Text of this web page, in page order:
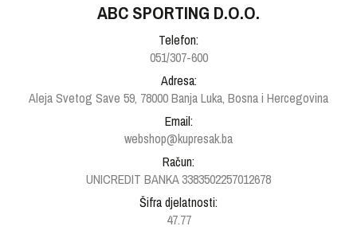
ABC SPORTING D.O.O.
Telefon:
051/307-600
Adresa:
Aleja Svetog Save 59, 78000 Banja Luka, Bosna i Hercegovina
Email:
webshop@kupresak.ba
Račun:
UNICREDIT BANKA 3383502257012678
Šifra djelatnosti:
47.77